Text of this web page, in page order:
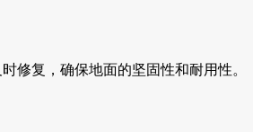
修复，确保地面的坚固性和耐用性。